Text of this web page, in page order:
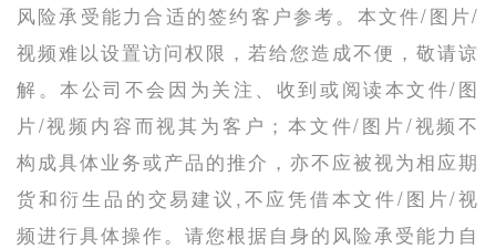
风险承受能力合适的签约客户参考。本文件/图片/
视频难以设置访问权限，若给您造成不便，敬请谅
解。本公司不会因为关注、收到或阅读本文件/图
片/视频内容而视其为客户；本文件/图片/视频不
构成具体业务或产品的推介，亦不应被视为相应期
货和衍生品的交易建议,不应凭借本文件/图片/视
频进行具体操作。请您根据自身的风险承受能力自